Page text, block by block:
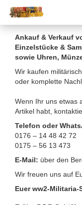
Ankauf & Verkauf
Einzelstücke &
sowie Uhren,
Wir kaufen
oder komplette
Wenn Ihr uns etwas
Artikel habt,
Telefon oder
0176 – 14 48 42 72
0175 – 56 13 473
E-Mail: über den
Wir freuen uns auf
Euer ww2-Militaria-